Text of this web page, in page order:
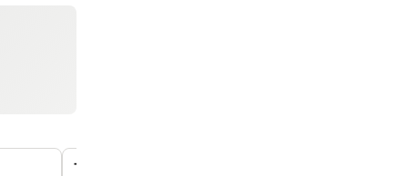
Tranquilo jardín urbano de temporada